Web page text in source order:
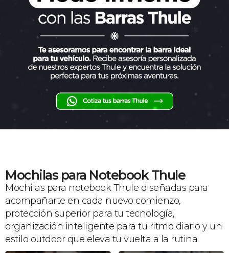
Mochilas para Notebook Thule
Mochilas para notebook Thule diseñadas para
acompañarte en cada nuevo comienzo,
protección superior para tu tecnología,
organización inteligente para tu ritmo diario y un
estilo outdoor que eleva tu vuelta a la rutina.